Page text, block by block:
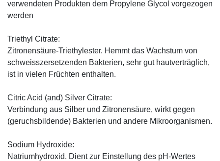
verwendeten Produkten dem Propylene Glycol vorgezogen
werden
Triethyl Citrate:
Zitronensäure-Triethylester. Hemmt das Wachstum von
schweisszersetzenden Bakterien, sehr gut hautverträglich,
ist in vielen Früchten enthalten.
Citric Acid (and) Silver Citrate:
Verbindung aus Silber und Zitronensäure, wirkt gegen
(geruchsbildende) Bakterien und andere Mikroorganismen.
Sodium Hydroxide:
Natriumhydroxid. Dient zur Einstellung des pH-Wertes